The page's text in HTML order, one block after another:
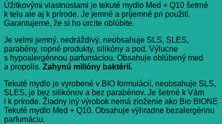
Úžitkovými vlastnostami je tekuté mydlo Med + Q10 šetrné
k telu ale aj k prírode. Je jemné a príjemné pri použití.
Garantujeme, že si ho urcite oblúbite.
Je velmi jemný, nedráždivý, neobsahuje SLS, SLES,
parabény, ropné produkty, silikóny a pod. Výlucne
s hypoalergénnou parfumáciou. Obsahuje oblúbený med
a propolis. Zahynú milióny baktérií.
Tekuté mydlo je vyrobené v BIO formulácií, neobsahuje SLS,
SLES, je bez silikónov a bez parabénov. Je šetrné k Vám
i k prírode. Žiadny iný výrobok nemá zloženie ako Bio BIONE
Tekuté mydlo Med + Q10. Obsahuje výhradne bezalergénnu
parfumáciu.